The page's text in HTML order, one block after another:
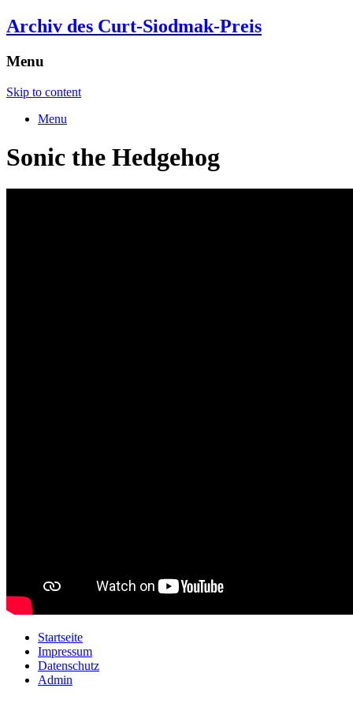
Archiv des Curt-Siodmak-Preis
Menu
Skip to content
Menu
Sonic the Hedgehog
Startseite
Impressum
Datenschutz
Admin